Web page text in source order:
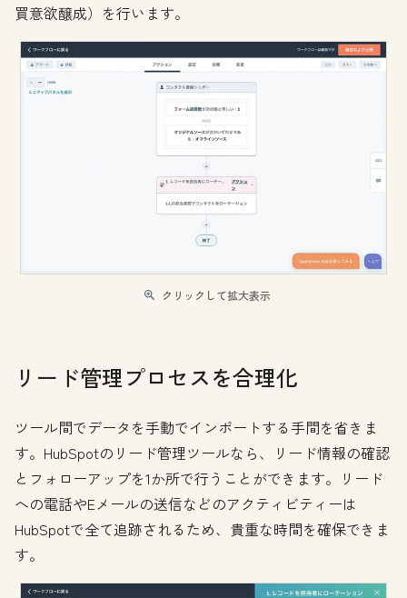
買意欲醸成）を行います。
クリックして拡大表示
リード管理プロセスを合理化
ツール間でデータを手動でインポートする手間を省きま
す。HubSpotのリード管理ツールなら、リード情報の確認
とフォローアップを1か所で行うことができます。リード
への電話やEメールの送信などのアクティビティーは
HubSpotで全て追跡されるため、貴重な時間を確保できま
す。